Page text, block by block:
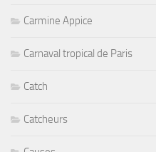
Carmine Appice
Carnaval tropical de Paris
Catch
Catcheurs